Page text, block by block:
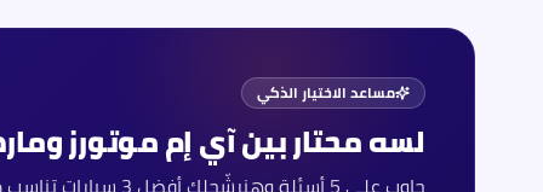
مساعد الاختيار الذكي
لسه محتار بينآي إم موتورز